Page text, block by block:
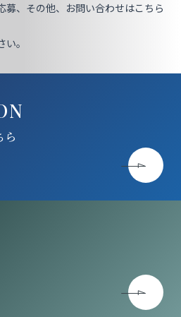
募、その他、お問い合わせはこちら
。
ら